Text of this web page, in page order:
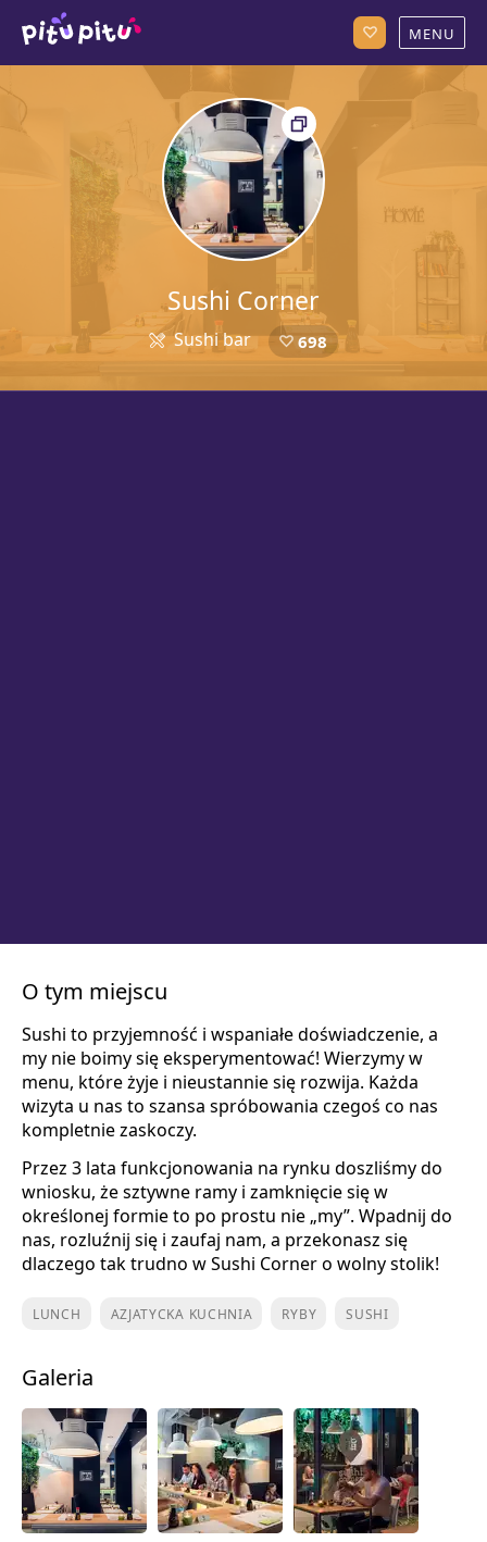
Sushi Corner
5Sushi bar 698
O tym miejscu
Sushi to przyjemność i wspaniałe doświadczenie, a
my nie boimy się eksperymentować! Wierzymy w
menu, które żyje i nieustannie się rozwija. Każda
wizyta u nas to szansa spróbowania czegoś co nas
kompletnie zaskoczy.
Przez 3 lata funkcjonowania na rynku doszliśmy do
wniosku, że sztywne ramy i zamknięcie się w
określonej formie to po prostu nie „my”. Wpadnij do
nas, rozluźnij się i zaufaj nam, a przekonasz się
dlaczego tak trudno w Sushi Corner o wolny stolik!
LUNCH AZJATYCKA KUCHNIA RYBY SUSHI
Galeria